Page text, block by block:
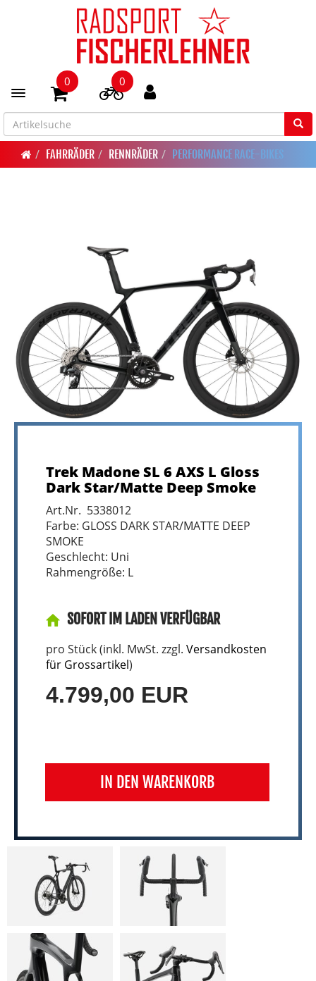
Toggle navigation
0 0
FAHRRÄDER RENNRÄDER PERFORMANCE RACE-BIKES
Trek Madone SL 6 AXS L Gloss
Dark Star/Matte Deep Smoke
Art.Nr. 5338012
Farbe: GLOSS DARK STAR/MATTE DEEP
SMOKE
Geschlecht: Uni
Rahmengröße: L
SOFORT IM LADEN VERFÜGBAR
pro Stück (inkl. MwSt. zzgl. Versandkosten
für Grossartikel)
4.799,00 EUR
IN DEN WARENKORB